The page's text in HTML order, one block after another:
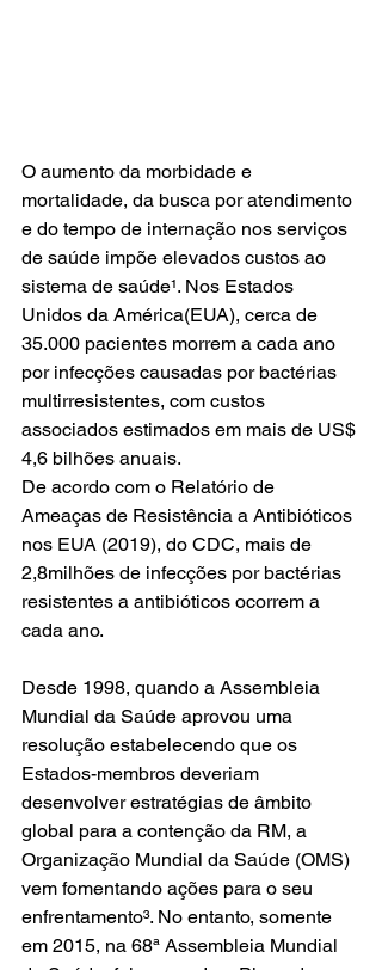
O aumento da morbidade e
mortalidade, da busca por atendimento
e do tempo de internação nos serviços
de saúde impõe elevados custos ao
sistema de saúde¹. Nos Estados
Unidos da América(EUA), cerca de
35.000 pacientes morrem a cada ano
por infecções causadas por bactérias
multirresistentes, com custos
associados estimados em mais de US$
4,6 bilhões anuais.
De acordo com o Relatório de
Ameaças de Resistência a Antibióticos
nos EUA (2019), do CDC, mais de
2,8milhões de infecções por bactérias
resistentes a antibióticos ocorrem a
cada ano.
Desde 1998, quando a Assembleia
Mundial da Saúde aprovou uma
resolução estabelecendo que os
Estados-membros deveriam
desenvolver estratégias de âmbito
global para a contenção da RM, a
Organização Mundial da Saúde (OMS)
vem fomentando ações para o seu
enfrentamento³. No entanto, somente
em 2015, na 68ª Assembleia Mundial